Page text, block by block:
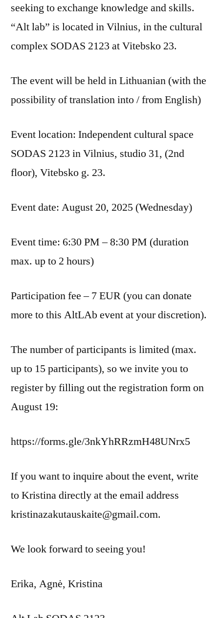
seeking to exchange knowledge and skills.
“Alt lab” is located in Vilnius, in the cultural
complex SODAS 2123 at Vitebsko 23.
The event will be held in Lithuanian (with the
possibility of translation into / from English)
Event location: Independent cultural space
SODAS 2123 in Vilnius, studio 31, (2nd
floor), Vitebsko g. 23.
Event date: August 20, 2025 (Wednesday)
Event time: 6:30 PM – 8:30 PM (duration
max. up to 2 hours)
Participation fee – 7 EUR (you can donate
more to this AltLAb event at your discretion).
The number of participants is limited (max.
up to 15 participants), so we invite you to
register by filling out the registration form on
August 19:
https://forms.gle/3nkYhRRzmH48UNrx5
If you want to inquire about the event, write
to Kristina directly at the email address
kristinazakutauskaite@gmail.com.
We look forward to seeing you!
Erika, Agnė, Kristina